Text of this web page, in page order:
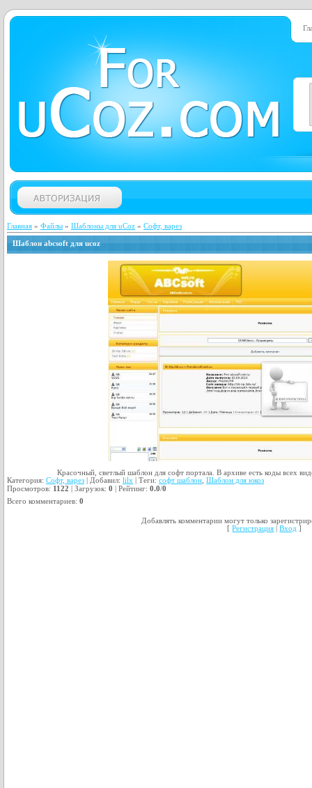
Главная » Файлы » Шаблоны для uCoz » Софт, варез
Шаблон abcsoft для ucoz
Красочный, светлый шаблон для софт портала. В архиве есть коды всех
Категория: Софт, варез Добавил: lilx Теги: софт шаблон Шаблон для юкоз
Просмотров: 1122 Загрузок: 0 Рейтинг: 0.0/0
Всего комментариев: 0
Добавлять комментарии могут только
[Регистрация |Вход ]